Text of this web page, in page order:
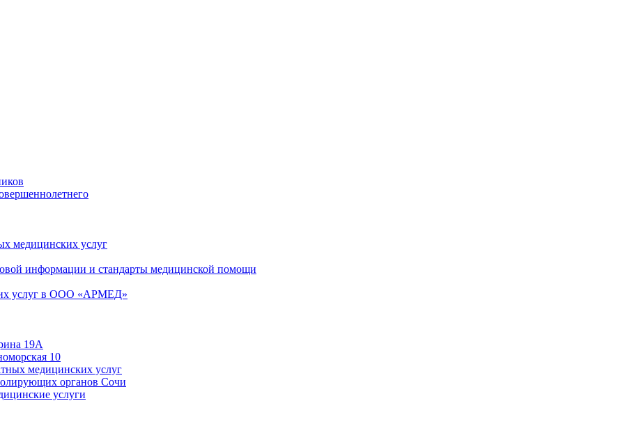
медицинских услуг
информации и стандарты медицинской помощи
услуг в ООО «АРМЕД»
19А
10
медицинских услуг
органов Сочи
услуги